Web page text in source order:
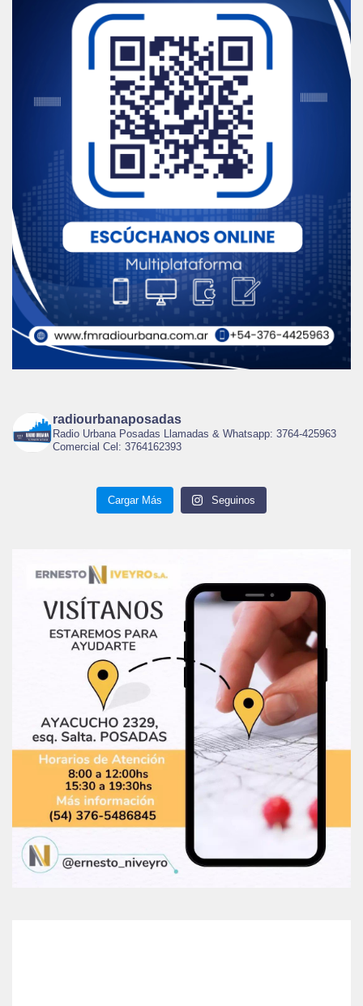
radiourbanaposadas
Radio Urbana Posadas Llamadas & Whatsapp: 3764-425963
Comercial Cel: 3764162393
Cargar Más Seguinos